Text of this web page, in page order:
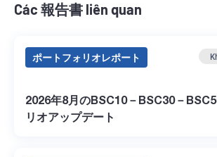
Các 報告書 liên quan
ポートフォリオレポート
2026年8月のBSC10－BSC30－
リオアップデート